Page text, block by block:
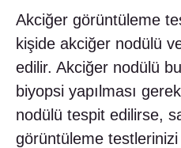
Akciğer görüntüleme
kişide akciğer nodülü
edilir. Akciğer nodülü
biyopsi yapılması
nodülü tespit edilirse,
görüntüleme